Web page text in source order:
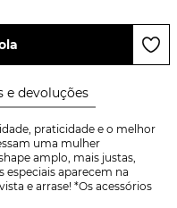
e devoluções
praticidade e o melhor
uma mulher
amplo, mais justas,
aparecem na
e arrase! *Os acessórios